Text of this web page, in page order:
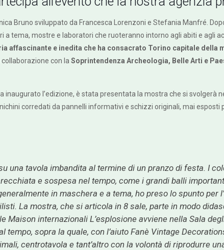
Bruno sviluppato da Francesca Lorenzoni e Stefania Manfré.
a tema, mostre e laboratori che ruoteranno intorno agli abiti e agli
affascinante e inedita che ha consacrato Torino capitale della
collaborazione con laSoprintendenza Archeologia, Belle Arti e
l’edizione, è stata presentata la mostra che si svolgerà
corredati da pannelli informativi e schizzi originali, mai esposti
una tavola imbandita al termine di un pranzo di festa. I
e sospesa nel tempo, come i grandi balli
in maschera e a tema, ho preso lo spunto per
La mostra, che si articola in 8 sale, parte in modo
internazionali L’esplosione avviene nella Sala
sopra la quale, con l’aiuto Fanè Vintage
centrotavola e tant’altro con la volontà di riprodurre